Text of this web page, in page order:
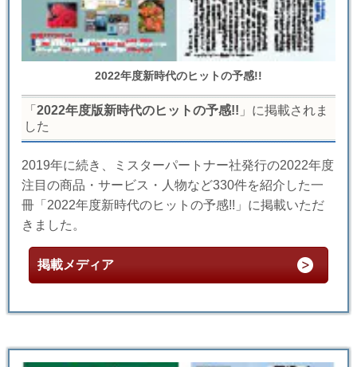
2022年度新時代のヒットの予感!!
「 2022年度版新時代のヒットの予感!! 」に掲載されま
した
2019年に続き、ミスターパートナー社発行の2022年度
注目の商品・サービス・人物など330件を紹介した一
冊「2022年度新時代のヒットの予感!!」に掲載いただ
きました。
掲載メディア